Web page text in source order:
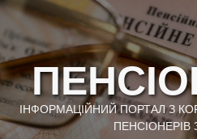
Skip
to
content
ІНФОРМАЦІЙНИЙ ПОРТАЛ З
ПЕНСІОНЕРІВ